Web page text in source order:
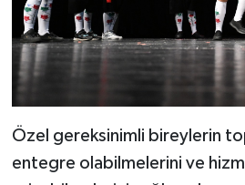
Özel gereksinimli bireylerin
entegre olabilmelerini ve